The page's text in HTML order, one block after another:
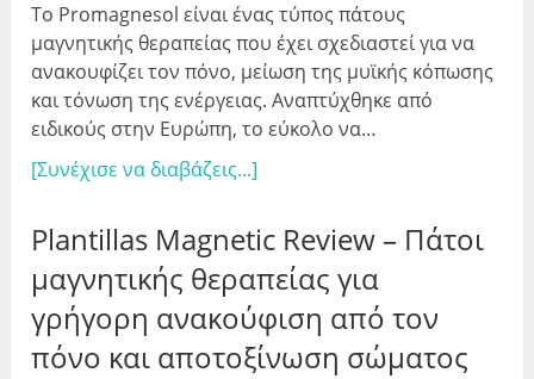
Το Promagnesol είναι ένας τύπος πάτους
μαγνητικής θεραπείας που έχει σχεδιαστεί για να
ανακουφίζει τον πόνο, μείωση της μυϊκής κόπωσης
και τόνωση της ενέργειας. Αναπτύχθηκε από
ειδικούς στην Ευρώπη, το εύκολο να…
[Συνέχισε να διαβάζεις...]
Plantillas Magnetic Review – Πάτοι
μαγνητικής θεραπείας για
γρήγορη ανακούφιση από τον
πόνο και αποτοξίνωση σώματος